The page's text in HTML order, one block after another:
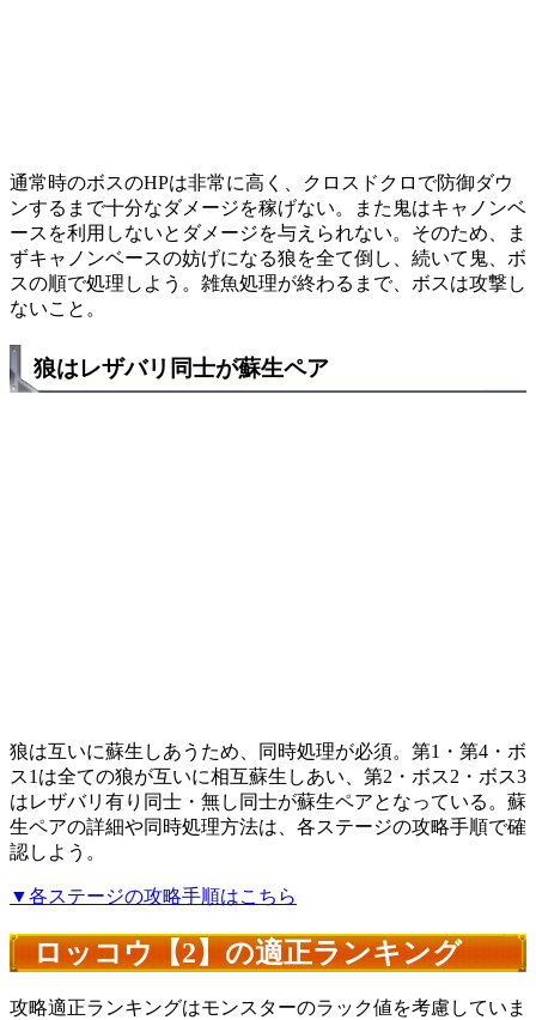
通常時のボスのHPは非常に高く、クロスドクロで防御ダウ
ンするまで十分なダメージを稼げない。また鬼はキャノンベ
ースを利用しないとダメージを与えられない。そのため、ま
ずキャノンベースの妨げになる狼を全て倒し、続いて鬼、ボ
スの順で処理しよう。雑魚処理が終わるまで、ボスは攻撃し
ないこと。
狼はレザバリ同士が蘇生ペア
狼は互いに蘇生しあうため、同時処理が必須。第1・第4・ボ
ス1は全ての狼が互いに相互蘇生しあい、第2・ボス2・ボス3
はレザバリ有り同士・無し同士が蘇生ペアとなっている。蘇
生ペアの詳細や同時処理方法は、各ステージの攻略手順で確
認しよう。
▼各ステージの攻略手順はこちら
ロッコウ【2】の適正ランキング
攻略適正ランキングはモンスターのラック値を考慮していま